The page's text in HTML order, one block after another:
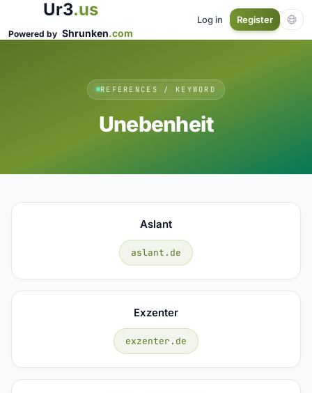
Ur3.us
Powered by Shrunken.com
Log in Register
REFERENCES / KEYWORD
Unebenheit
Aslant
aslant.de
Exzenter
exzenter.de